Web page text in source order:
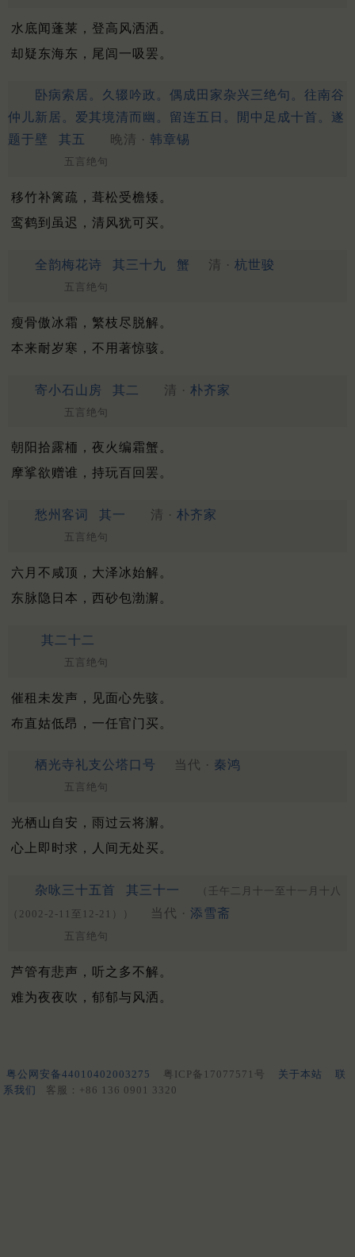
水底闻蓬莱，登高风洒洒。
却疑东海东，尾闾一吸罢。
卧病索居。久辍吟政。偶成田家杂兴三绝句。往南谷
仲儿新居。爱其境清而幽。留连五日。閒中足成十首。遂
题于壁
其五 晚清 · 韩章锡
五言绝句
移竹补篱疏，葺松受檐矮。
鸾鹤到虽迟，清风犹可买。
全韵梅花诗 其三十九 蟹 清 · 杭世骏
五言绝句
瘦骨傲冰霜，繁枝尽脱解。
本来耐岁寒，不用著惊骇。
寄小石山房 其二 清 · 朴齐家
五言绝句
朝阳拾露栭，夜火编霜蟹。
摩挲欲赠谁，持玩百回罢。
愁州客词 其一 清 · 朴齐家
五言绝句
六月不咸顶，大泽冰始解。
东脉隐日本，西砂包渤澥。
其二十二
五言绝句
催租未发声，见面心先骇。
布直姑低昂，一任官门买。
栖光寺礼支公塔口号 当代 · 秦鸿
五言绝句
光栖山自安，雨过云将澥。
心上即时求，人间无处买。
杂咏三十五首 其三十一
（壬午二月十一至十一月十八
（2002-2-11至12-21））
当代 · 添雪斋
五言绝句
芦管有悲声，听之多不解。
难为夜夜吹，郁郁与风洒。
粤公网安备44010402003275 粤ICP备17077571号 关于本站
联
系我们
客服：+86 136 0901 3320